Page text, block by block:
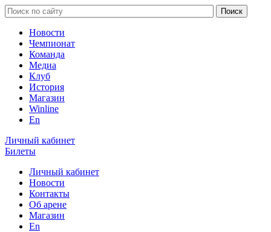
Новости
Чемпионат
Команда
Медиа
Клуб
История
Магазин
Winline
En
Личный кабинет
Билеты
Личный кабинет
Новости
Контакты
Об арене
Магазин
En